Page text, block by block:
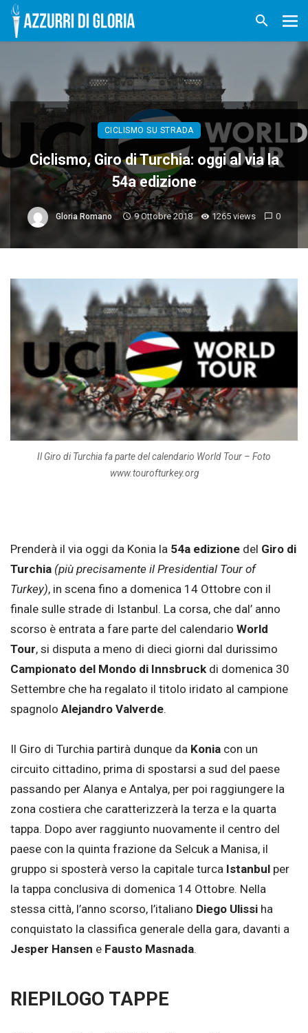
CICLISMO SU STRADA
Ciclismo, Giro di Turchia: oggi al via la
54a edizione
Gloria Romano 9 Ottobre 2018 1265 views 0
Il Giro di Turchia fa parte del calendario World Tour – Foto
www.tourofturkey.org
Prenderà il via oggi da Konia la 54a edizione del Giro di
Turchia (più precisamente il Presidential Tour of
Turkey), in scena fino a domenica 14 Ottobre con il
finale sulle strade di Istanbul. La corsa, che dal’ anno
scorso è entrata a fare parte del calendario World
Tour, si disputa a meno di dieci giorni dal durissimo
Campionato del Mondo di Innsbruck di domenica 30
Settembre che ha regalato il titolo iridato al campione
spagnolo Alejandro Valverde.
Il Giro di Turchia partirà dunque da Konia con un
circuito cittadino, prima di spostarsi a sud del paese
passando per Alanya e Antalya, per poi raggiungere la
zona costiera che caratterizzerà la terza e la quarta
tappa. Dopo aver raggiunto nuovamente il centro del
paese con la quinta frazione da Selcuk a Manisa, il
gruppo si sposterà verso la capitale turca Istanbul per
la tappa conclusiva di domenica 14 Ottobre. Nella
stessa città, l’anno scorso, l’italiano Diego Ulissi ha
conquistato la classifica generale della gara, davanti a
Jesper Hansen e Fausto Masnada.
RIEPILOGO TAPPE